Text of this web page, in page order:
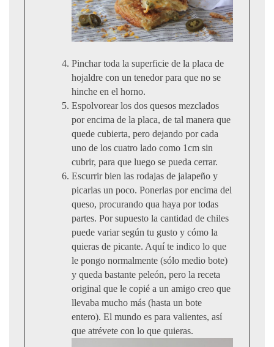
Pinchar toda la superficie de la placa de
hojaldre con un tenedor para que no se
hinche en el horno.
Espolvorear los dos quesos mezclados
por encima de la placa, de tal manera que
quede cubierta, pero dejando por cada
uno de los cuatro lado como 1cm sin
cubrir, para que luego se pueda cerrar.
Escurrir bien las rodajas de jalapeño y
picarlas un poco. Ponerlas por encima del
queso, procurando qua haya por todas
partes. Por supuesto la cantidad de chiles
puede variar según tu gusto y cómo la
quieras de picante. Aquí te indico lo que
le pongo normalmente (sólo medio bote)
y queda bastante peleón, pero la receta
original que le copié a un amigo creo que
llevaba mucho más (hasta un bote
entero). El mundo es para valientes, así
que atrévete con lo que quieras.